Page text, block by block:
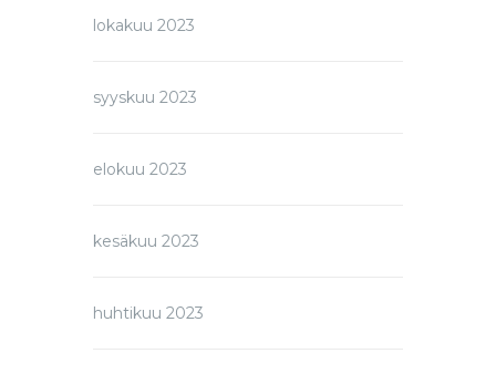
lokakuu 2023
syyskuu 2023
elokuu 2023
kesäkuu 2023
huhtikuu 2023